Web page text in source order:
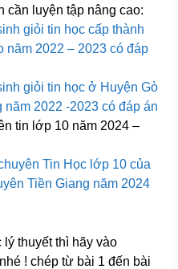
cần luyện tập nâng cao:
giỏi tin học cấp thành
năm 2022 – 2023 có đáp
giỏi tin học ở Huyện Gò
2022 -2023 có đáp án
tin lớp 10 năm 2024 –
Tin Học lớp 10 của
Tiền Giang năm 2024
thuyết thì hãy vào
! chép từ bài 1 đến bài